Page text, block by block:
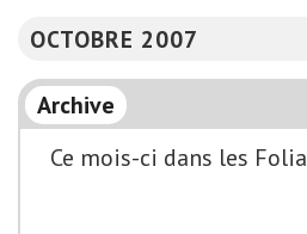
OCTOBRE 2007
Archive
Ce mois-ci dans les Folia